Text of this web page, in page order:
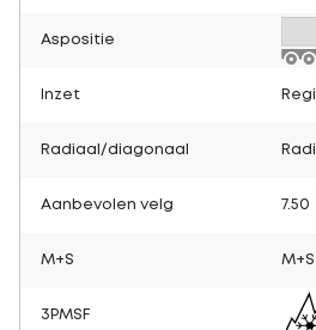
Aspositie
Inzet
Radiaal/diagonaal
Aanbevolen velg 7.50
M+S M+S
3PMSF